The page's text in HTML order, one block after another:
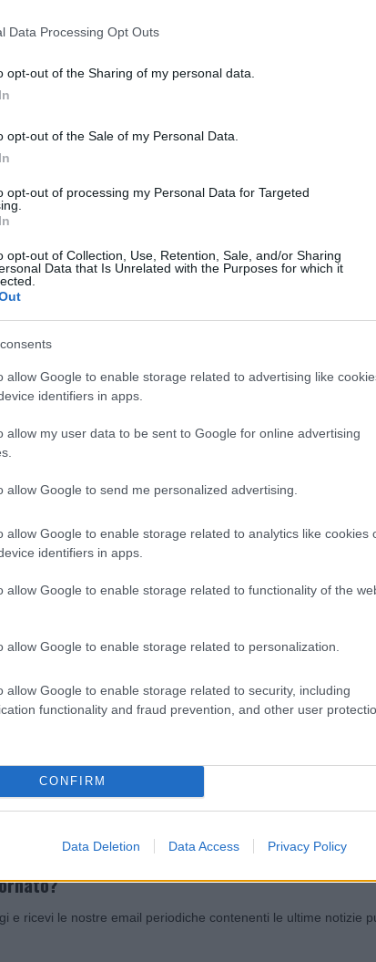
Data Processing Opt Outs
opt-out of the Sharing of my personal data.
opt-out of the Sale of my Personal Data.
opt-out of processing my Personal Data for Targeted
opt-out of Collection, Use, Retention, Sale, and/or Sharing
Data that Is Unrelated with the Purposes for which it
allow Google to enable storage related to advertising like
identifiers in apps.
allow my user data to be sent to Google for online advertising
allow Google to send me personalized advertising.
allow Google to enable storage related to analytics like cookies
identifiers in apps.
allow Google to enable storage related to functionality of the
allow Google to enable storage related to personalization.
allow Google to enable storage related to security, including
functionality and fraud prevention, and other user
CONFIRM
Data Deletion Data Access Privacy Policy
nella sezione
Nuoro
di GalluraOggi.it
i tuoi video e le tue foto
+39 345 356 7512
news da
Prossimo articolo
Invia un Comunicato Stampa|Pubblicità|Segnala
e ricevi le nostre email periodiche contenenti le ultime notizie